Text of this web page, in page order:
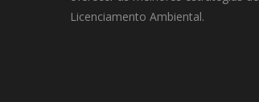
Licenciamento Ambiental.